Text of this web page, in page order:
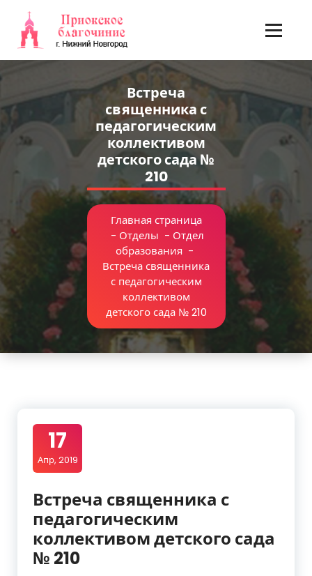
содержимому
Встреча
священника с
педагогическим
коллективом
детского сада №
210
Главная страница
- Отделы - Отдел
образования -
Встреча священника
с педагогическим
коллективом
детского сада № 210
17
Апр, 2019
Встреча священника с
педагогическим
коллективом детского сада
№ 210